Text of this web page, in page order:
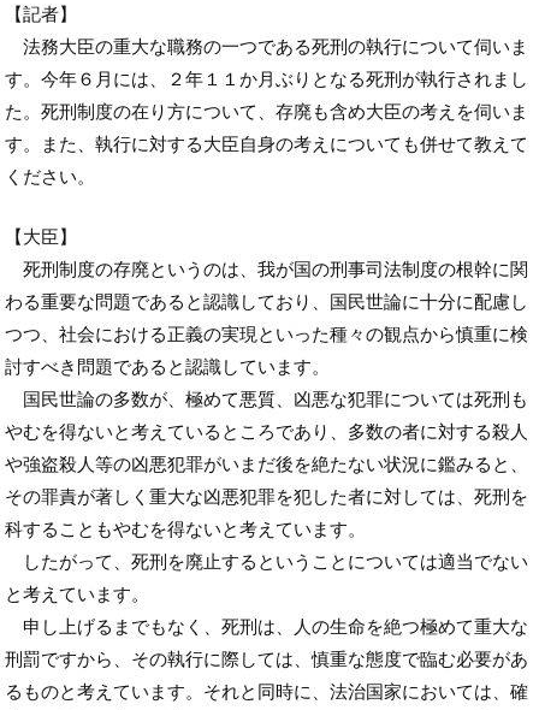
【記者】
法務大臣の重大な職務の一つである死刑の執行について伺いま
す。今年６月には、２年１１か月ぶりとなる死刑が執行されまし
た。死刑制度の在り方について、存廃も含め大臣の考えを伺いま
す。また、執行に対する大臣自身の考えについても併せて教えて
ください。
【大臣】
死刑制度の存廃というのは、我が国の刑事司法制度の根幹に関
わる重要な問題であると認識しており、国民世論に十分に配慮し
つつ、社会における正義の実現といった種々の観点から慎重に検
討すべき問題であると認識しています。
国民世論の多数が、極めて悪質、凶悪な犯罪については死刑も
やむを得ないと考えているところであり、多数の者に対する殺人
や強盗殺人等の凶悪犯罪がいまだ後を絶たない状況に鑑みると、
その罪責が著しく重大な凶悪犯罪を犯した者に対しては、死刑を
科することもやむを得ないと考えています。
したがって、死刑を廃止するということについては適当でない
と考えています。
申し上げるまでもなく、死刑は、人の生命を絶つ極めて重大な
刑罰ですから、その執行に際しては、慎重な態度で臨む必要があ
るものと考えています。それと同時に、法治国家においては、確